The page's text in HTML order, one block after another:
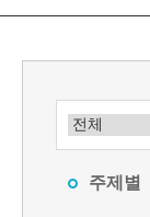
주제별